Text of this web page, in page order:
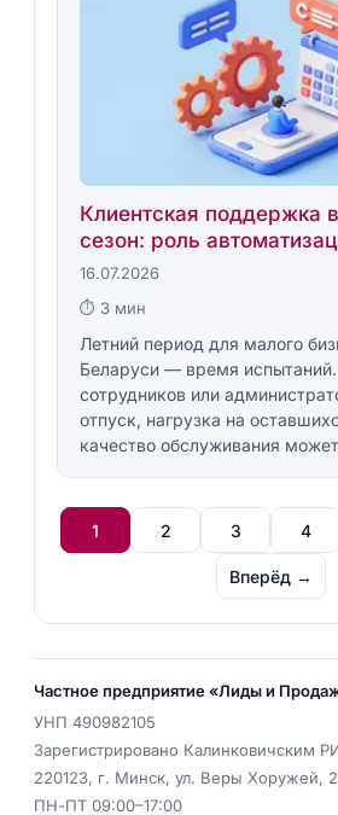
Клиентская поддержка
сезон: роль
16.07.2026
⏱ 3 мин
Летний период для малого
Беларуси — время испытаний.
сотрудников или
отпуск, нагрузка на
качество обслуживания
1 2 3 4
Вперёд →
Частное предприятие «Лиды и
УНП 490982105
Зарегистрировано Калинковичским
220123, г. Минск, ул. Веры Хоружей,
ПН-ПТ 09:00–17:00